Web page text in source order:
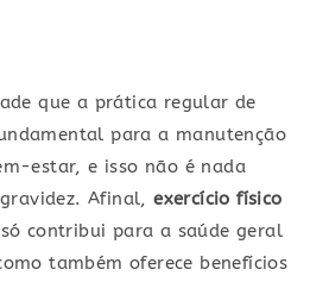
que a prática regular de
para a manutenção
estar, e isso não é nada
Afinal,exercício físico
contribui para a saúde geral
também oferece benefícios